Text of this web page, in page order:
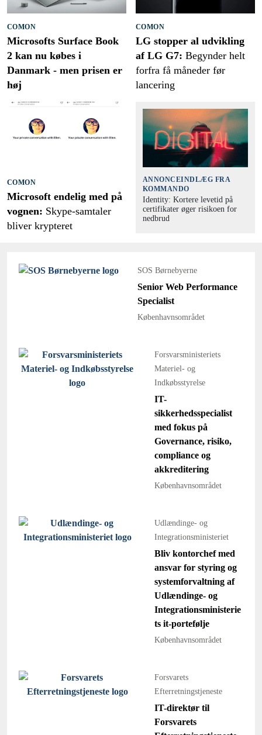
COMON
Microsofts Surface Book
2 kan nu købes i
Danmark - men prisen er
høj
COMON
LG stopper al udvikling
af LG G7: Begynder helt
forfra få måneder før
lancering
COMON
Microsoft endelig med på
vognen: Skype-samtaler
bliver krypteret
ANNONCEINDLÆG FRA
KOMMANDO
Identity: Kortere levetid på
certifikater øger risikoen for
nedbrud
SOS Børnebyerne
Senior Web Performance
Specialist
Københavnsområdet
Forsvarsministeriets
Materiel- og
Indkøbsstyrelse
IT-
sikkerhedsspecialist
med fokus på
Governance, risiko,
compliance og
akkreditering
Københavnsområdet
Udlændinge- og
Integrationsministeriet
Bliv kontorchef med
ansvar for styring og
systemforvaltning af
Udlændinge- og
Integrationsministerie
ts it-portefølje
Københavnsområdet
Forsvarets
Efterretningstjeneste
IT-direktør til
Forsvarets